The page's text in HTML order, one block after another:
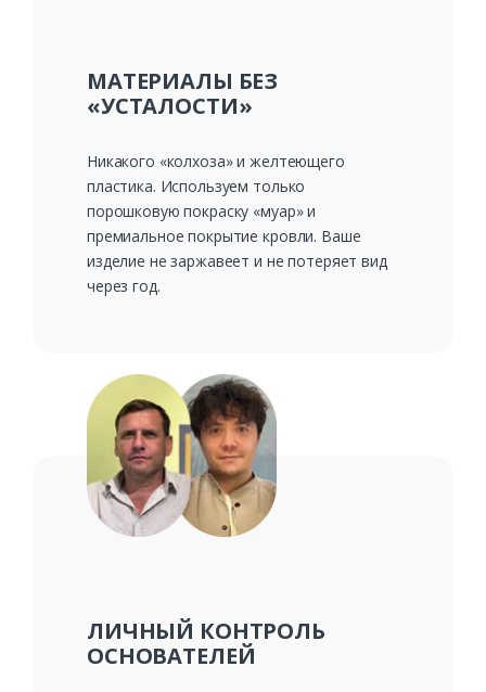
МАТЕРИАЛЫ БЕЗ
«УСТАЛОСТИ»
Никакого «колхоза» и желтеющего
пластика. Используем только
порошковую покраску «муар» и
премиальное покрытие кровли. Ваше
изделие не заржавеет и не потеряет вид
через год.
ЛИЧНЫЙ КОНТРОЛЬ
ОСНОВАТЕЛЕЙ